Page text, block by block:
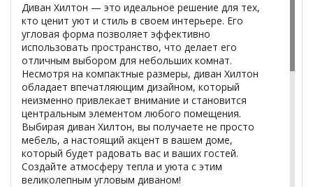
Диван Хилтон — это идеальное решение для тех,
кто ценит уют и стиль в своем интерьере. Его
угловая форма позволяет эффективно
использовать пространство, что делает его
отличным выбором для небольших комнат.
Несмотря на компактные размеры, диван Хилтон
обладает впечатляющим дизайном, который
неизменно привлекает внимание и становится
центральным элементом любого помещения.
Выбирая диван Хилтон, вы получаете не просто
мебель, а настоящий акцент в вашем доме,
который будет радовать вас и ваших гостей.
Создайте атмосферу тепла и уюта с этим
великолепным угловым диваном!